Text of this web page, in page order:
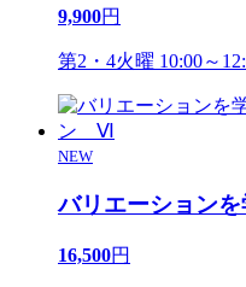
9,900円
第2・4火曜 10:00～
NEW
バリエーション
16,500円